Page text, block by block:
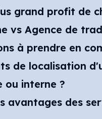
grand profit de
vs Agence de
à prendre en
de localisation
ou interne ?
avantages des